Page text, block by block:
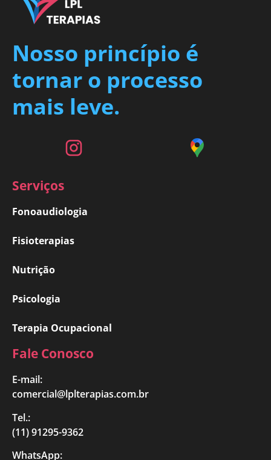
Nosso princípio é
tornar o processo
mais leve.
Serviços
Fonoaudiologia
Fisioterapias
Nutrição
Psicologia
Terapia Ocupacional
Fale Conosco
E-mail:
comercial@lplterapias.com.br
Tel.:
(11) 91295-9362
WhatsApp: